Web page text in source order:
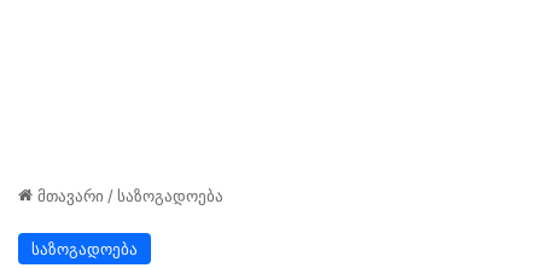
მთავარი /საზოგადოება
საზოგადოება